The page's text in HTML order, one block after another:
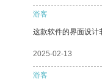
游客
这款软件的界面设计
2025-02-13
游客